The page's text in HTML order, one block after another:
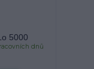
5000
dnů